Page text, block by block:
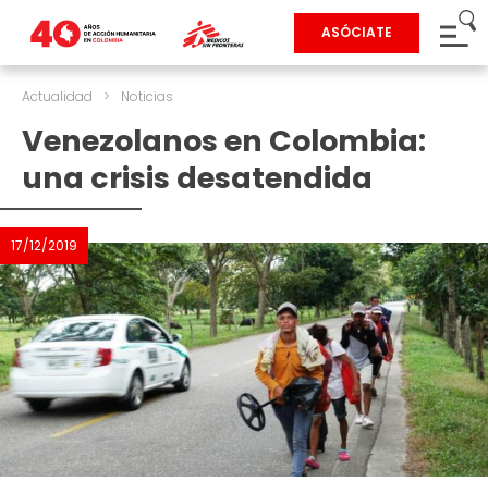
ASÓCIATE
Actualidad > Noticias
Venezolanos en Colombia:
una crisis desatendida
17/12/2019